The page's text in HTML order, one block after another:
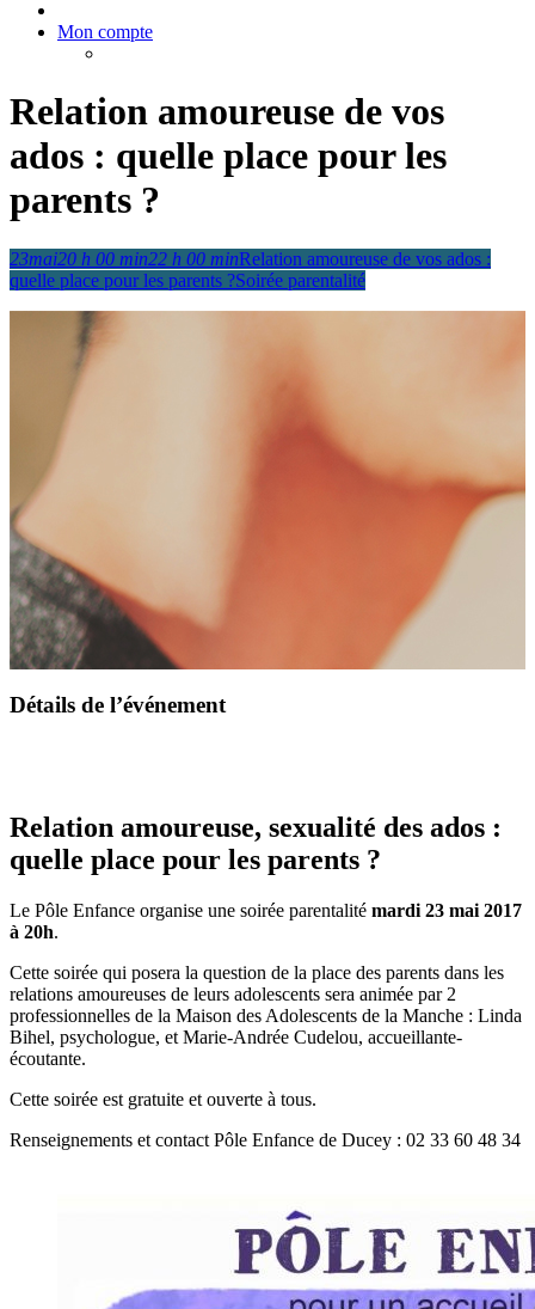
Mon compte
Relation amoureuse de vos
ados : quelle place pour les
parents ?
23mai20 h 00 min22 h 00 minRelation amoureuse de vos ados :
quelle place pour les parents ?Soirée parentalité
Détails de l’événement
Relation amoureuse, sexualité des ados :
quelle place pour les parents ?
Le Pôle Enfance organise une soirée parentalité mardi 23 mai 2017
à 20h.
Cette soirée qui posera la question de la place des parents dans les
relations amoureuses de leurs adolescents sera animée par 2
professionnelles de la Maison des Adolescents de la Manche : Linda
Bihel, psychologue, et Marie-Andrée Cudelou, accueillante-
écoutante.
Cette soirée est gratuite et ouverte à tous.
Renseignements et contact Pôle Enfance de Ducey : 02 33 60 48 34